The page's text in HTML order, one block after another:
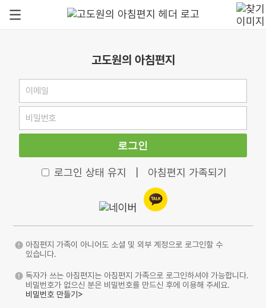
고도원의 아침편지
로그인
로그인 상태 유지 아침편지 가족되기
아침편지 가족이 아니어도 소셜 및 외부 계정으로 로그인할 수
있습니다.
독자가 쓰는 아침편지는 아침편지 가족으로 로그인하셔야 가능합니다.
비밀번호가 없으신 분은 비밀번호를 만드신 후에 이용해 주세요.
비밀번호 만들기>